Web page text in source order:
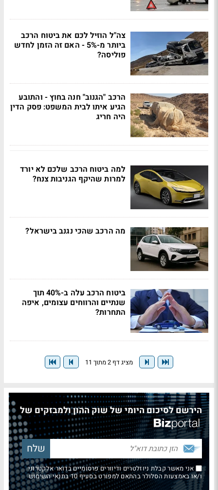
צה"ל הוזיל לכם את ביטוח הרכב
ביותר מ-5% - האם זה הזמן לחדש
פוליסה?
הרכב "הגנוב" חנה בחוץ - והתובע
הגיע איתו לבית המשפט: פסק הדין
היה חריג
למה ביטוח הרכב שלכם לא יורד
למרות שהיקף הגניבות צנח?
מה הרכב שהכי נגנב בישראל?
ביטוח הרכב עלה ב-40% תוך
שנתיים והרווחים עצומים, איפה
התחרות?
מציג דף 2 מתוך 11
הירשם לסיכום היומי של שוק ההון ולמבזקים של
אני מאשר קבלת ניוזלטרים ודיוורים פרסומיים בדואר אלקטרוני
ו/או באמצעות הסלולר בהתאם למפורט בסעיף 10 בתנאי השימוש